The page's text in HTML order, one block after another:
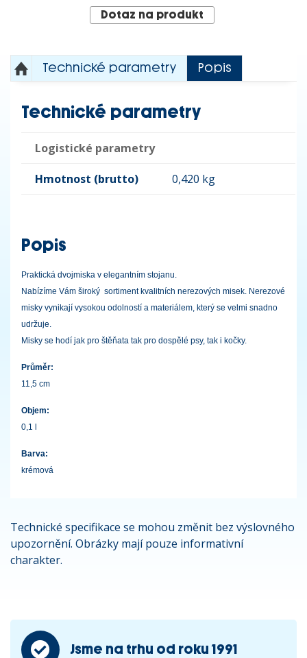
Dotaz na produkt
Technické parametry Popis
Technické parametry
Logistické parametry
Hmotnost (brutto) 0,420 kg
Popis
Praktická dvojmiska v elegantním stojanu.
Nabízíme Vám široký sortiment kvalitních nerezových misek. Nerezové
misky vynikají vysokou odolností a materiálem, který se velmi snadno
udržuje.
Misky se hodí jak pro štěňata tak pro dospělé psy, tak i kočky.
Průměr:
11,5 cm
Objem:
0,1 l
Barva:
krémová
Technické specifikace se mohou změnit bez výslovného
upozornění. Obrázky mají pouze informativní
charakter.
Jsme na trhu od roku 1991